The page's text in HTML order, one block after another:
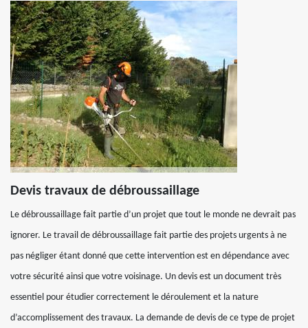
Devis travaux de débroussaillage
Le débroussaillage fait partie d’un projet que tout le monde ne devrait pas
ignorer. Le travail de débroussaillage fait partie des projets urgents à ne
pas négliger étant donné que cette intervention est en dépendance avec
votre sécurité ainsi que votre voisinage. Un devis est un document très
essentiel pour étudier correctement le déroulement et la nature
d’accomplissement des travaux. La demande de devis de ce type de projet